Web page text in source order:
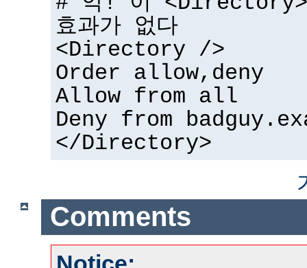
효과가 없다
<Directory />
Order allow,deny
Allow from all
Deny from
</Directory>
Comments